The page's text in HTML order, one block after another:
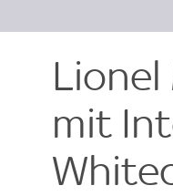
Lionel
mit